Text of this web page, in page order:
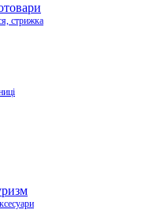
стрижка